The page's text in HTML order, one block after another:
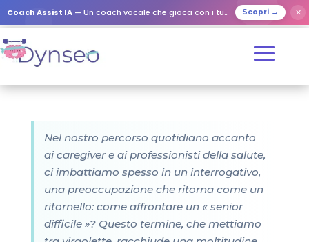
Coach Assist IA — Un coach vocale che gioca con i tuoi cari Scopri → ✕
Nel nostro percorso quotidiano accanto
ai caregiver e ai professionisti della salute,
ci imbattiamo spesso in un interrogativo,
una preoccupazione che ritorna come un
ritornello: come affrontare un « senior
difficile »? Questo termine, che mettiamo